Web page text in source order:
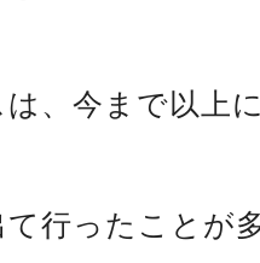
、今まで以上
行ったことが